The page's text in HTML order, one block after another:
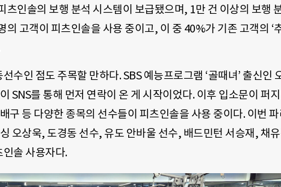
츠인솔의 보행 분석 시스템이 보급됐으며, 1만 건 이상의 보행
의 고객이 피츠인솔을 사용 중이고, 이 중 40%가 기존 고객의 ‘
수인 점도 주목할 만하다. SBS 예능프로그램 ‘골때녀’ 출신인
SNS를 통해 먼저 연락이 온 게 시작이었다. 이후 입소문이 퍼
구 등 다양한 종목의 선수들이 피츠인솔을 사용 중이다. 이번
오상욱, 도경동 선수, 유도 안바울 선수, 배드민턴 서승재, 채
솔 사용자다.